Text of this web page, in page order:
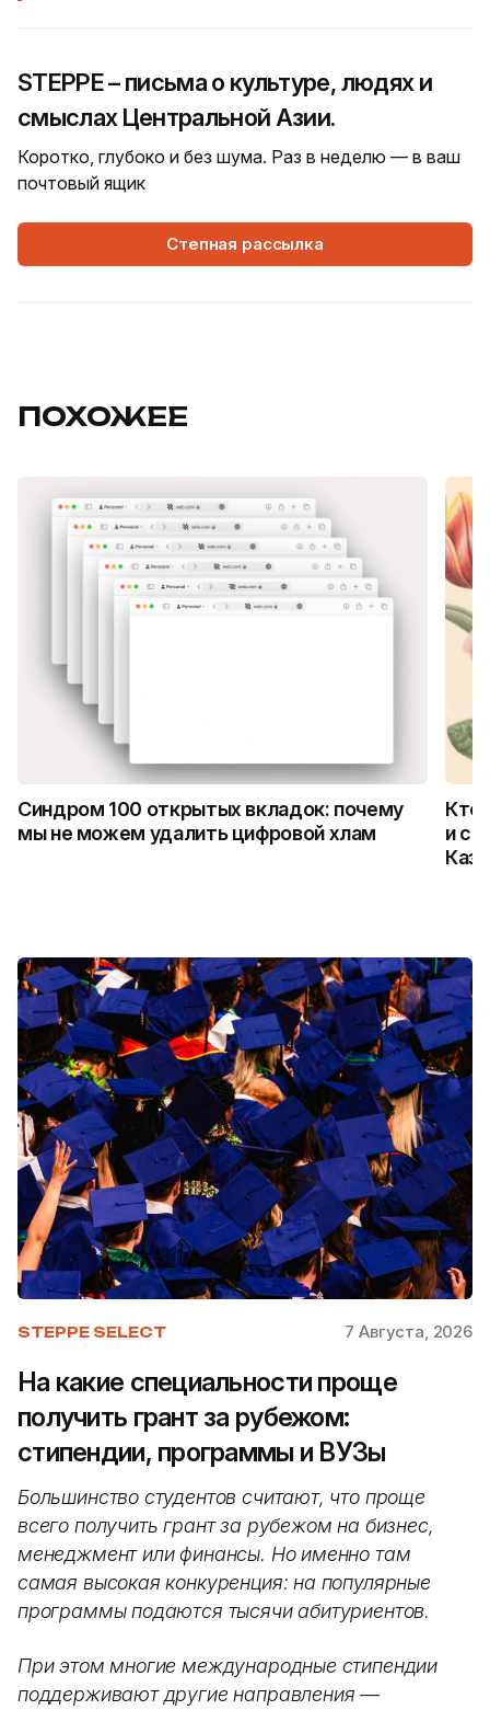
STEPPE – письма о культуре, людях и
смыслах Центральной Азии.
Коротко, глубоко и без шума. Раз в неделю — в ваш
почтовый ящик
Степная рассылка
ПОХОЖЕЕ
Синдром 100 открытых вкладок: почему
мы не можем удалить цифровой хлам
Кто
и
STEPPE SELECT 7 Августа, 2026
На какие специальности проще
получить грант за рубежом:
стипендии, программы и ВУЗы
Большинство студентов считают, что проще
всего получить грант за рубежом на бизнес,
менеджмент или финансы. Но именно там
самая высокая конкуренция: на популярные
программы подаются тысячи абитуриентов.
При этом многие международные стипендии
поддерживают другие направления —